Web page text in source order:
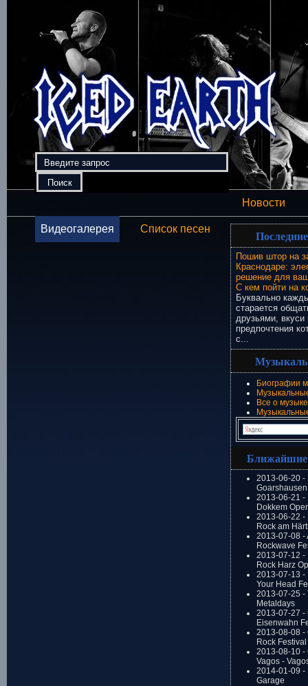
Новости
Видеогалерея Список песен
Пошив штор на
Краснодаре:
решение для
С кем пойти на
Буквально
старается
друзьями, вкуси
предпочтения
с...
Биографии
Все о музыке
2013-06-20 -
2013-06-21 -
Dokkem
2013-06-22 -
Rock am
2013-07-08 -
Rockwave
2013-07-12 -
Rock Harz
2013-07-13 -
Your Head
2013-07-25 -
Metaldays
2013-07-27 -
Eisenwahn
2013-08-08 -
Rock Festival
2013-08-10 -
Vagos -
2014-01-09 -
Garage